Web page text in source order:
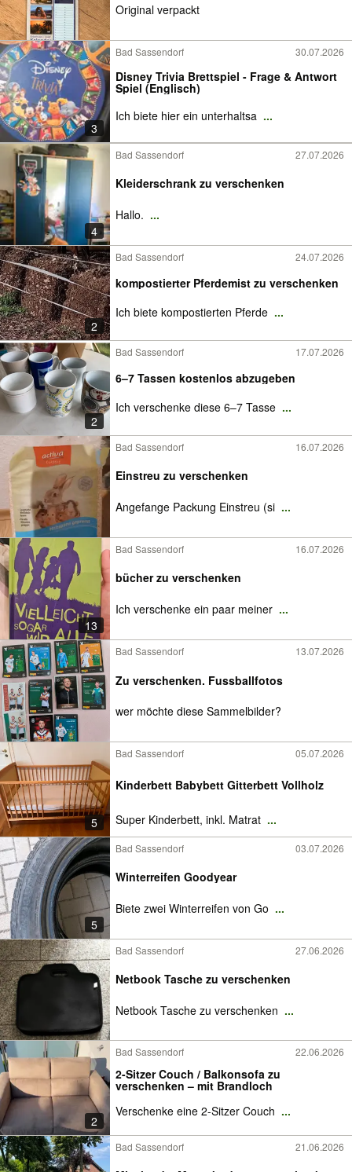
Original verpackt
3
Bad Sassendorf 30.07.2026
Disney Trivia Brettspiel - Frage & Antwort
Spiel (Englisch)
Ich biete hier ein unterhaltsa ...
4
Bad Sassendorf 27.07.2026
Kleiderschrank zu verschenken
Hallo. ...
2
Bad Sassendorf 24.07.2026
kompostierter Pferdemist zu verschenken
Ich biete kompostierten Pferde ...
2
Bad Sassendorf 17.07.2026
6–7 Tassen kostenlos abzugeben
Ich verschenke diese 6–7 Tasse ...
Bad Sassendorf 16.07.2026
Einstreu zu verschenken
Angefange Packung Einstreu (si ...
13
Bad Sassendorf 16.07.2026
bücher zu verschenken
Ich verschenke ein paar meiner ...
Bad Sassendorf 13.07.2026
Zu verschenken. Fussballfotos
wer möchte diese Sammelbilder?
5
Bad Sassendorf 05.07.2026
Kinderbett Babybett Gitterbett Vollholz
Super Kinderbett, inkl. Matrat ...
5
Bad Sassendorf 03.07.2026
Winterreifen Goodyear
Biete zwei Winterreifen von Go ...
Bad Sassendorf 27.06.2026
Netbook Tasche zu verschenken
Netbook Tasche zu verschenken ...
2
Bad Sassendorf 22.06.2026
2-Sitzer Couch / Balkonsofa zu
verschenken – mit Brandloch
Verschenke eine 2-Sitzer Couch ...
Bad Sassendorf 21.06.2026